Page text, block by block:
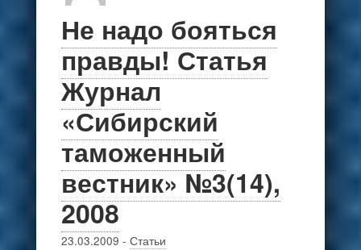
Не надо бояться
правды! Статья
Журнал
«Сибирский
таможенный
вестник» №3(14),
2008
23.03.2009 - Статьи